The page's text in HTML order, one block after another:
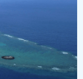
を掲載しました!
画」を追加しまし